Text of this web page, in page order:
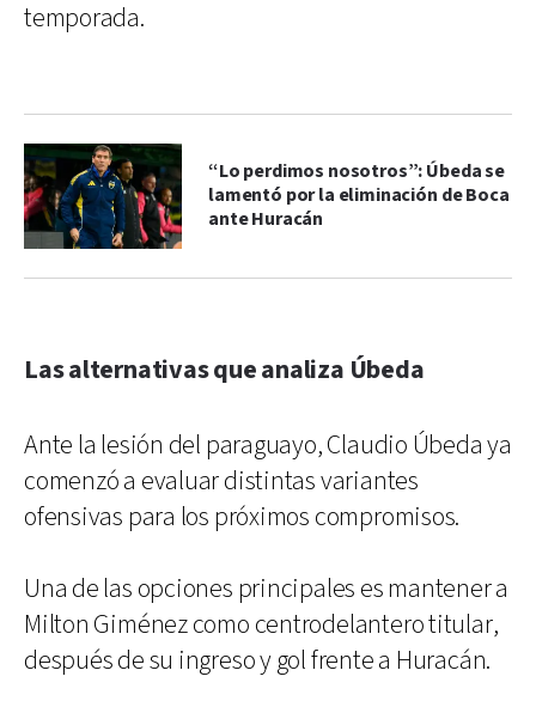
temporada.
“Lo perdimos nosotros”: Úbeda se
lamentó por la eliminación de Boca
ante Huracán
Las alternativas que analiza Úbeda
Ante la lesión del paraguayo, Claudio Úbeda ya
comenzó a evaluar distintas variantes
ofensivas para los próximos compromisos.
Una de las opciones principales es mantener a
Milton Giménez como centrodelantero titular,
después de su ingreso y gol frente a Huracán.